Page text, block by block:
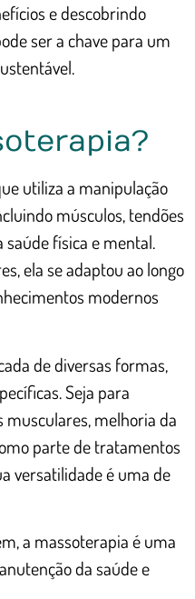
e descobrindo
ser a chave para um
utiliza a manipulação
músculos, tendões
física e mental.
ela se adaptou ao longo
modernos
de diversas formas,
Seja para
musculares, melhoria da
parte de tratamentos
versatilidade é uma de
a massoterapia é uma
da saúde e